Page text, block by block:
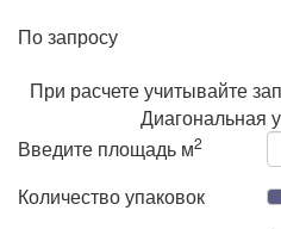
По запросу
При расчете учитывайте
Диагональная
Введите площадь м2
Количество упаковок